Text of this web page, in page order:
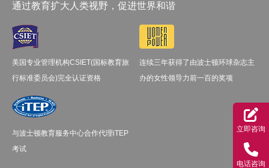
通过教育扩大人类视野，促进世界和谐
美国专业管理机构CSIET(国标教育旅
行标准委员会)完全认证资格
连续三年获得了由波士顿环球杂志主
办的女性领导力前一百的奖项
与波士顿教育服务中心合作代理iTEP
考试
立即咨询
电话咨询